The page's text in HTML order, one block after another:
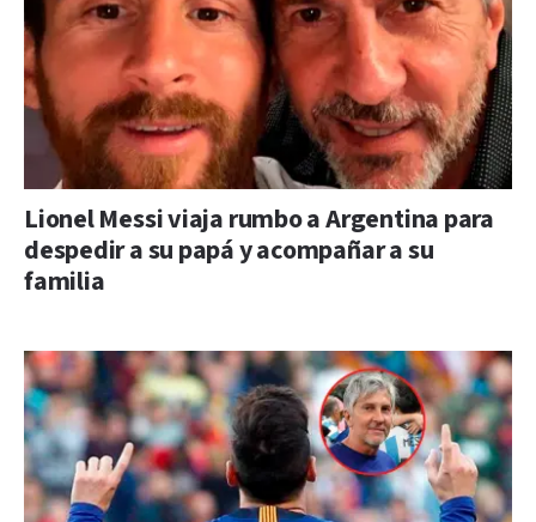
Lionel Messi viaja rumbo a Argentina para
despedir a su papá y acompañar a su
familia